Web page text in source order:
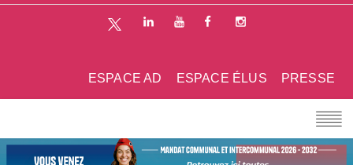
PRESSE
ESPACE ÉLUS
ESPACE AD